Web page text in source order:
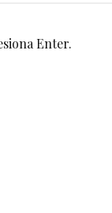
Enter.